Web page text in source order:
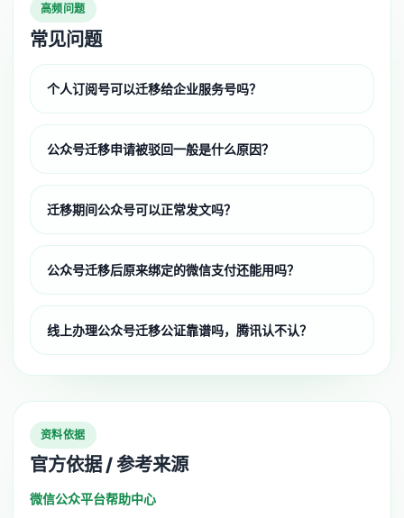
高频问题
常见问题
个人订阅号可以迁移给企业服务号吗？
公众号迁移申请被驳回一般是什么原因？
迁移期间公众号可以正常发文吗？
公众号迁移后原来绑定的微信支付还能用吗？
线上办理公众号迁移公证靠谱吗，腾讯认不认？
资料依据
官方依据 / 参考来源
微信公众平台帮助中心